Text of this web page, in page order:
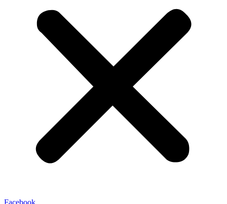
Facebook